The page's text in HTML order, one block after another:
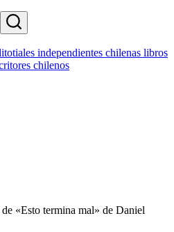
Buscar
independientes chilenas libros
chilenos
de «Esto termina mal» de Daniel